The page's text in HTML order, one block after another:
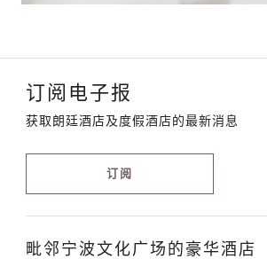
订阅电子报
获取朗廷酒店及度假酒店的最新消息
订阅
毗邻宁波文化广场的豪华酒店